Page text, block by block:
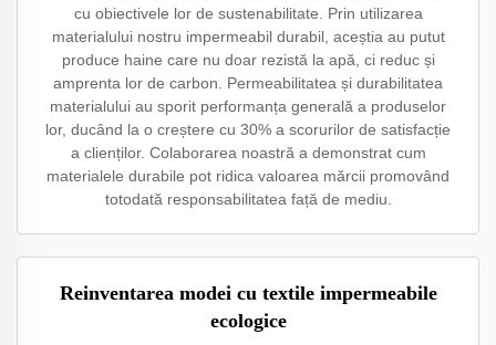
cu obiectivele lor de sustenabilitate. Prin utilizarea
materialului nostru impermeabil durabil, aceștia au putut
produce haine care nu doar rezistă la apă, ci reduc și
amprenta lor de carbon. Permeabilitatea și durabilitatea
materialului au sporit performanța generală a produselor
lor, ducând la o creștere cu 30% a scorurilor de satisfacție
a clienților. Colaborarea noastră a demonstrat cum
materialele durabile pot ridica valoarea mărcii promovând
totodată responsabilitatea față de mediu.
Reinventarea modei cu textile impermeabile
ecologice